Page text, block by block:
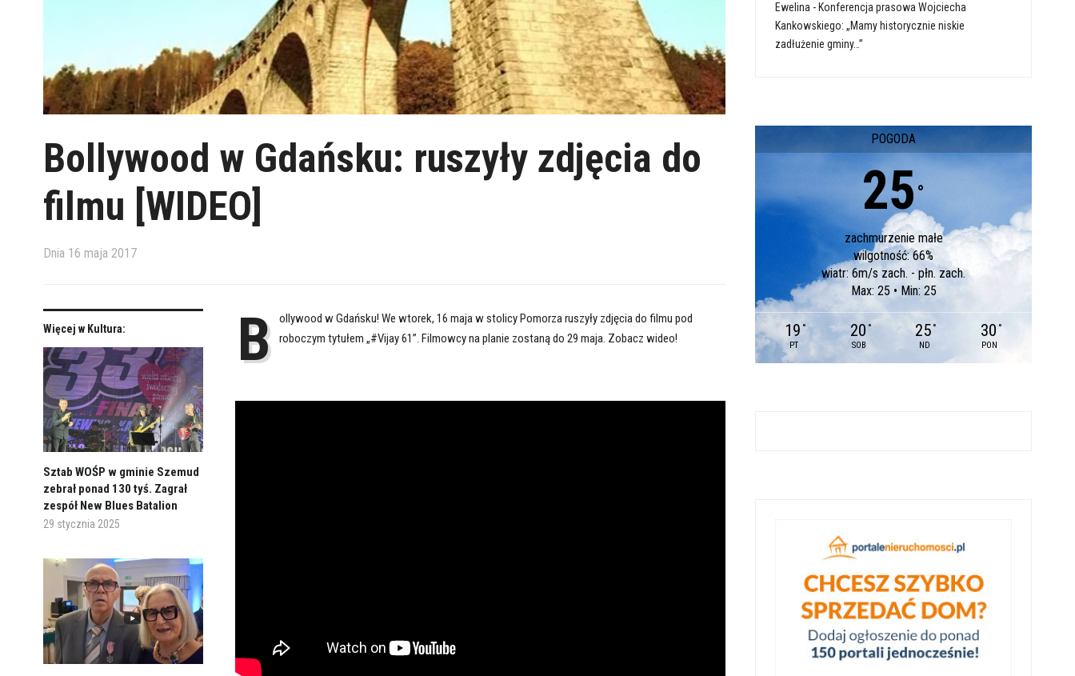
Bollywood w Gdańsku: ruszyły zdjęcia do
filmu [WIDEO]
Dnia 16 maja 2017
Więcej w Kultura:
Sztab WOŚP w gminie Szemud
zebrał ponad 130 tyś. Zagrał
zespół New Blues Batalion
29 stycznia 2025
B ollywood w Gdańsku! We wtorek, 16 maja w stolicy Pomorza ruszyły zdjęcia do filmu pod
roboczym tytułem „#Vijay 61”. Filmowcy na planie zostaną do 29 maja. Zobacz wideo!
Ewelina - Konferencja prasowa Wojciecha
Kankowskiego: „Mamy historycznie niskie
zadłużenie gminy…”
POGODA
25 °
zachmurzenie małe
wilgotność: 66%
wiatr: 6m/s zach. - płn. zach.
Max: 25 • Min: 25
19 °
PT
20 °
SOB
25 °
ND
30 °
PON